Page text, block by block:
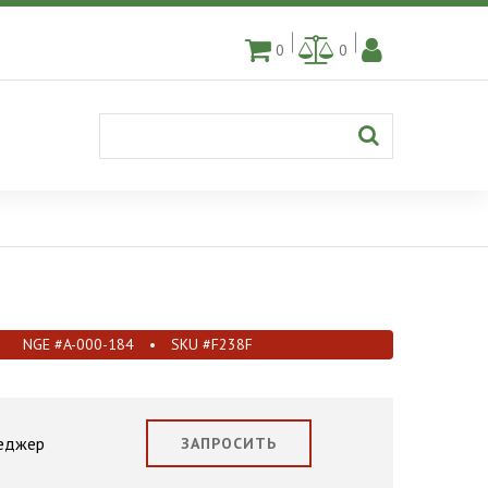
0 0
NGE #A-000-184 • SKU #F238F
ЗАПРОСИТЬ